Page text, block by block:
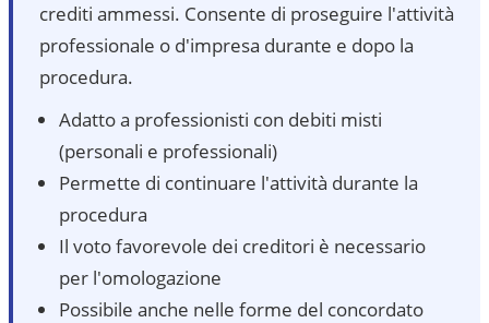
crediti ammessi. Consente di proseguire l'attività
professionale o d'impresa durante e dopo la
procedura.
Adatto a professionisti con debiti misti
(personali e professionali)
Permette di continuare l'attività durante la
procedura
Il voto favorevole dei creditori è necessario
per l'omologazione
Possibile anche nelle forme del concordato